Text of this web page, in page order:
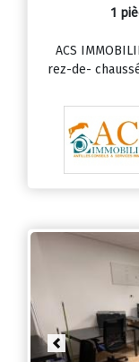
1
ACS
rez-de-
Previous